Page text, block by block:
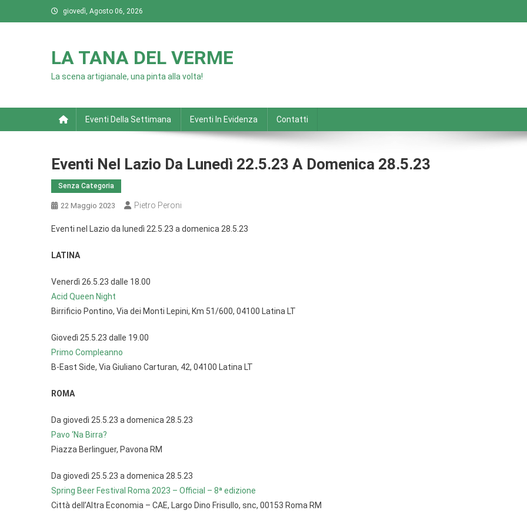
to
giovedì, Agosto 06, 2026
LA TANA DEL VERME
La scena artigianale, una pinta alla volta!
Eventi Della Settimana Eventi In Evidenza Contatti
Eventi Nel Lazio Da Lunedì 22.5.23 A Domenica 28.5.23
Senza Categoria
22 Maggio 2023 Pietro Peroni
Eventi nel Lazio da lunedì 22.5.23 a domenica 28.5.23
LATINA
Venerdì 26.5.23 dalle 18.00
Acid Queen Night
Birrificio Pontino, Via dei Monti Lepini, Km 51/600, 04100 Latina LT
Giovedì 25.5.23 dalle 19.00
Primo Compleanno
B-East Side, Via Giuliano Carturan, 42, 04100 Latina LT
ROMA
Da giovedì 25.5.23 a domenica 28.5.23
Pavo ‘Na Birra?
Piazza Berlinguer, Pavona RM
Da giovedì 25.5.23 a domenica 28.5.23
Spring Beer Festival Roma 2023 – Official – 8ª edizione
Città dell’Altra Economia – CAE, Largo Dino Frisullo, snc, 00153 Roma RM